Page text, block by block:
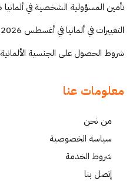
تأمين المسؤولية الشخصية في ألمانيا 2026: دليل Privathaftpflicht
التغييرات في ألمانيا في أغسطس 2026: 7 قوانين تهمك
شروط الحصول على الجنسية الألمانية 2026 والجنسية المزدوجة
معلومات عنا
من نحن
سياسة الخصوصية
شروط الخدمة
إتصل بنا